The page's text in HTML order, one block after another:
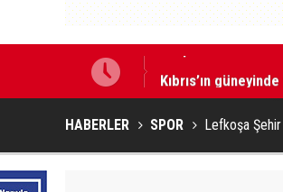
Kıbrıs’ın
HABERLER SPOR Lefkoşa